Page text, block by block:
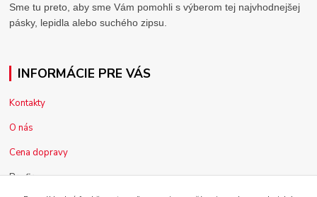
Sme tu preto, aby sme Vám pomohli s výberom tej najvhodnejšej
pásky, lepidla alebo suchého zipsu.
INFORMÁCIE PRE VÁS
Kontakty
O nás
Cena dopravy
Pre firmy